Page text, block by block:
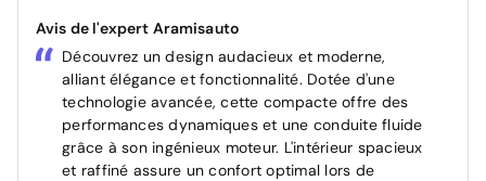
Avis de l'expert Aramisauto
Découvrez un design audacieux et moderne,
alliant élégance et fonctionnalité. Dotée d'une
technologie avancée, cette compacte offre des
performances dynamiques et une conduite fluide
grâce à son ingénieux moteur. L'intérieur spacieux
et raffiné assure un confort optimal lors de